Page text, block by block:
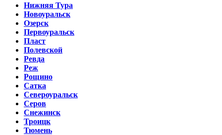
Нижняя Тура
Новоуральск
Озерск
Первоуральск
Пласт
Полевской
Ревда
Реж
Рощино
Сатка
Североуральск
Серов
Снежинск
Троицк
Тюмень